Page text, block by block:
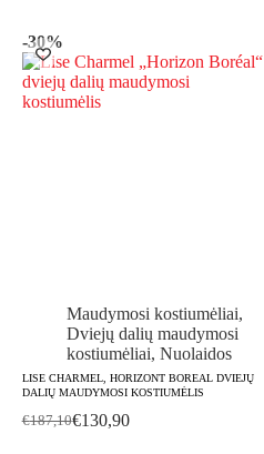
-30%
Maudymosi kostiumėliai,
Dviejų dalių maudymosi
kostiumėliai, Nuolaidos
LISE CHARMEL, HORIZONT BOREAL DVIEJŲ
DALIŲ MAUDYMOSI KOSTIUMĖLIS
€187,10Original
€130,90
Current